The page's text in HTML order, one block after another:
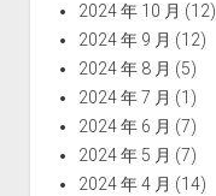
2024 年 10 月 (12)
2024 年 9 月 (12)
2024 年 8 月 (5)
2024 年 7 月 (1)
2024 年 6 月 (7)
2024 年 5 月 (7)
2024 年 4 月 (14)